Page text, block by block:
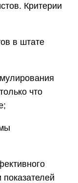
Критерии
в штате
что
показателей